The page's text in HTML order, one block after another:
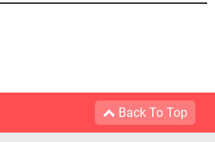
Back To Top